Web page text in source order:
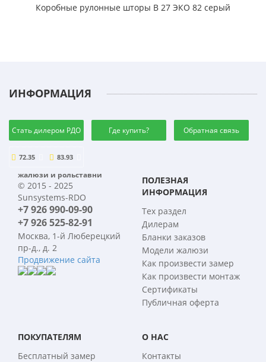
Коробные рулонные шторы B 27 ЭКО 82 серый
ИНФОРМАЦИЯ
Стать дилером РДО Где купить? Обратная связь
72.35 83.93
жалюзи и рольставни
© 2015 - 2025
Sunsystems-RDO
+7 926 990-09-90
+7 926 525-82-91
Москва, 1-й Люберецкий
пр-д., д. 2
Продвижение сайта
ПОЛЕЗНАЯ
ИНФОРМАЦИЯ
Тех раздел
Дилерам
Бланки заказов
Модели жалюзи
Как произвести замер
Как произвести монтаж
Сертификаты
Публичная оферта
ПОКУПАТЕЛЯМ
Бесплатный замер
О НАС
Контакты